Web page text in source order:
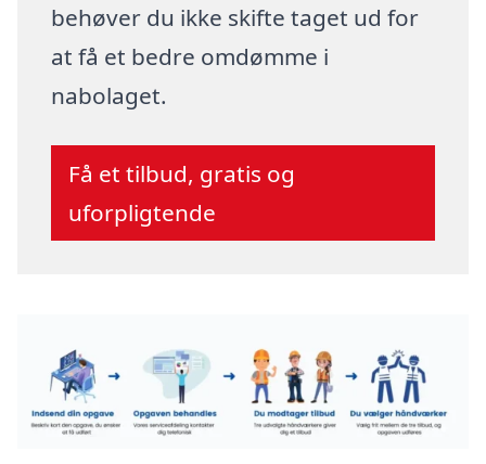
behøver du ikke skifte taget ud for
at få et bedre omdømme i
nabolaget.
Få et tilbud, gratis og
uforpligtende